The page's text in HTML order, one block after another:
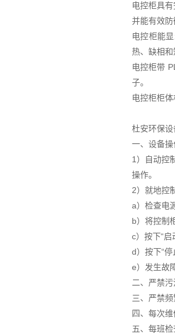
电控柜具
并能有效
电控柜能
热、缺相
电控柜带
子。
电控柜柜
杜安环保
一、设备操
1）自动控
操作。
2）就地控
a）检查电
b）将控制
c）按下“
d）按下“
e）发生故
二、严禁
三、严禁
四、每次
五、每班